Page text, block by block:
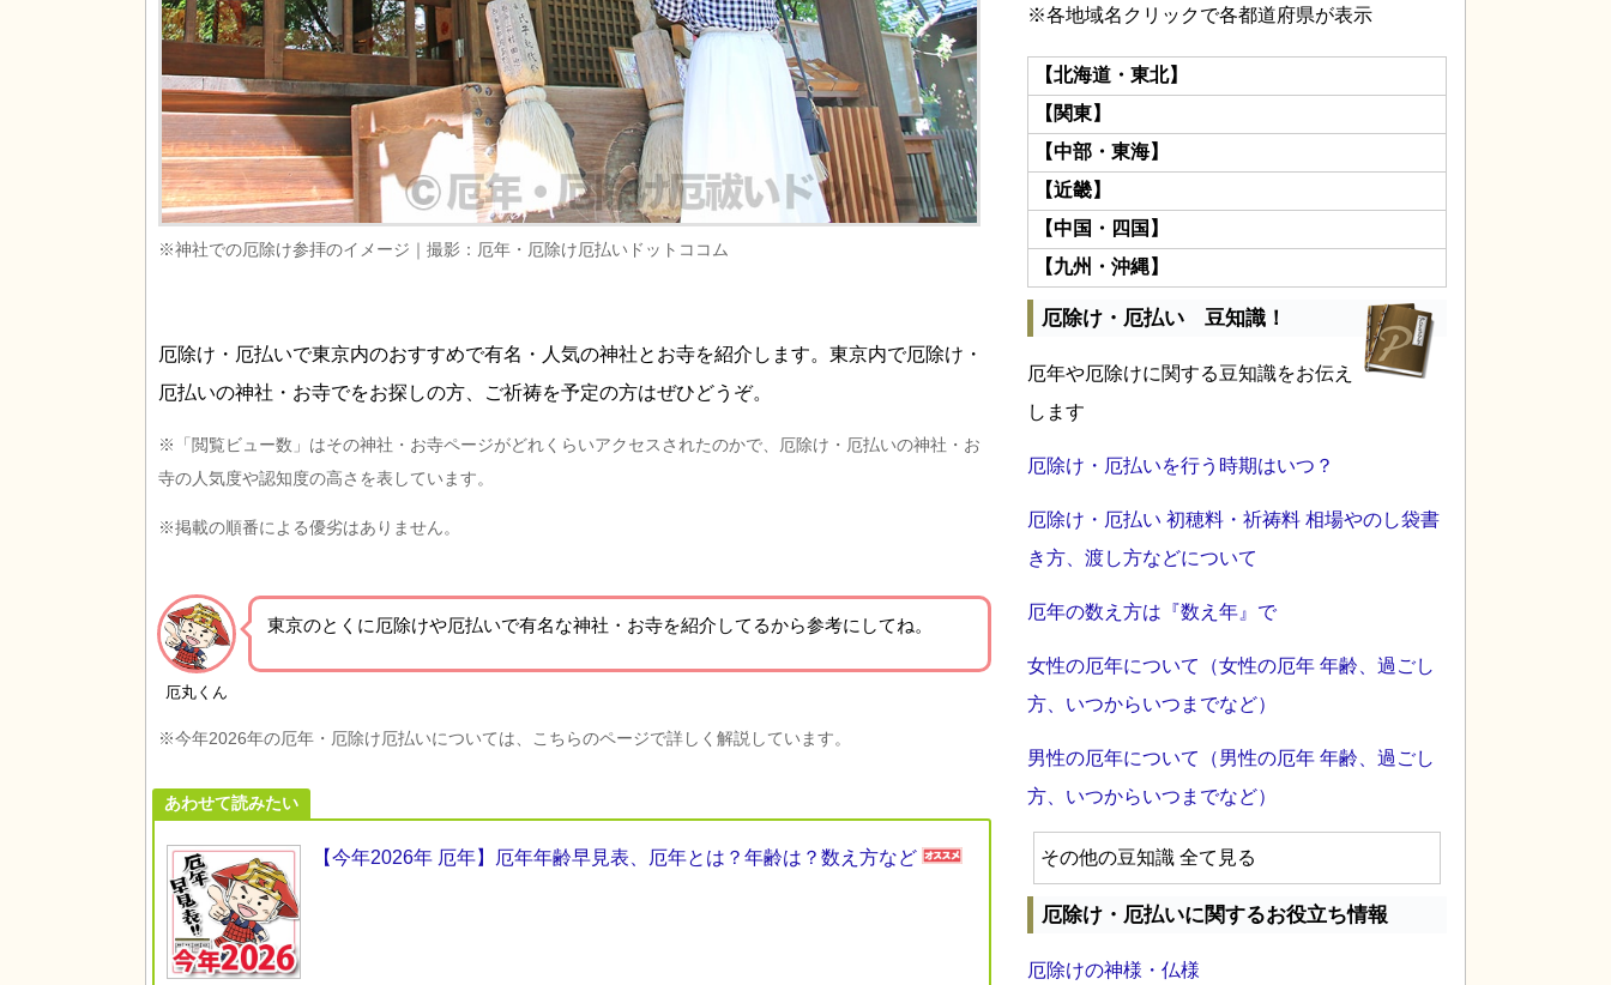
※神社での厄除け参拝のイメージ｜撮影：厄年・厄除け厄払いドットココム
厄除け・厄払いで東京内のおすすめで有名・人気の神社とお寺を紹介します。東京内で厄除け・
厄払いの神社・お寺でをお探しの方、ご祈祷を予定の方はぜひどうぞ。
※「閲覧ビュー数」はその神社・お寺ページがどれくらいアクセスされたのかで、厄除け・厄払いの神社・お
寺の人気度や認知度の高さを表しています。
※掲載の順番による優劣はありません。
厄丸くん
東京のとくに厄除けや厄払いで有名な神社・お寺を紹介 してるから参考にしてね。
※今年2026年の厄年・厄除け厄払いについては、こちらのページで詳しく解説しています。
あわせて読みたい
【今年2026年 厄年】厄年年齢早見表、厄年とは？年齢は？数え方など
※各地域名クリックで各都道府県が表示
【北海道・東北】
【関東】
【中部・東海】
【近畿】
【中国・四国】
【九州・沖縄】
厄除け・厄払い 豆知識！
厄年や厄除けに関する豆知識をお伝え
します
厄除け・厄払いを行う時期はいつ？
厄除け・厄払い 初穂料・祈祷料 相場やのし袋書
き方、渡し方などについて
厄年の数え方は『数え年』で
女性の厄年について（女性の厄年 年齢、過ごし
方、いつからいつまでなど）
男性の厄年について（男性の厄年 年齢、過ごし
方、いつからいつまでなど）
その他の豆知識 全て見る
厄除け・厄払いに関するお役立ち情報
厄除けの神様・仏様